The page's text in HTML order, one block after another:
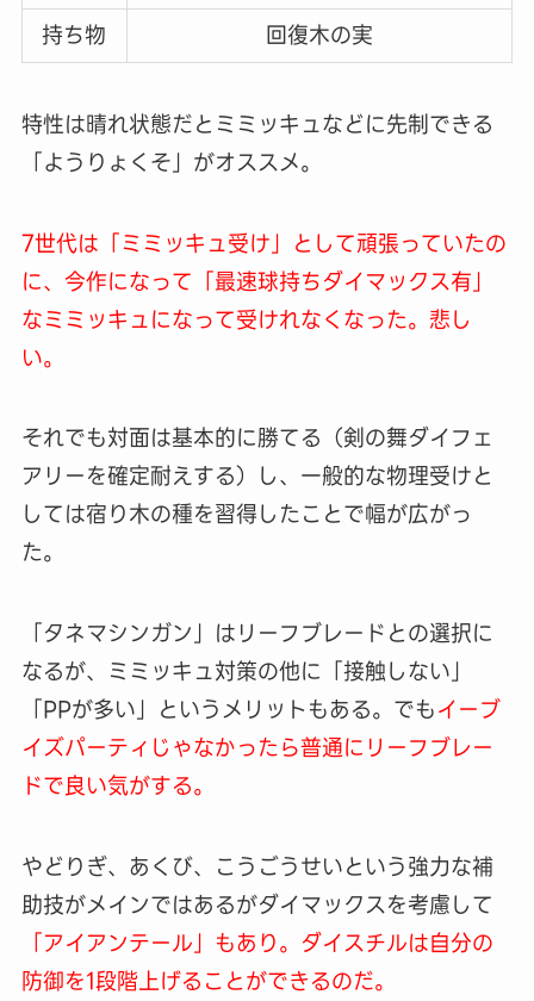
持ち物
回復木の実
特性は晴れ状態だとミミッキュなどに先制できる
「ようりょくそ」がオススメ。
7世代は「ミミッキュ受け」として頑張っていたの
に、今作になって「最速球持ちダイマックス有」
なミミッキュになって受けれなくなった。悲し
い。
それでも対面は基本的に勝てる（剣の舞ダイフェ
アリーを確定耐えする）し、一般的な物理受けと
しては宿り木の種を習得したことで幅が広がっ
た。
「タネマシンガン」はリーフブレードとの選択に
なるが、ミミッキュ対策の他に「接触しない」
「PPが多い」というメリットもある。でもイーブ
イズパーティじゃなかったら普通にリーフブレー
ドで良い気がする。
やどりぎ、あくび、こうごうせいという強力な補
助技がメインではあるがダイマックスを考慮して
「アイアンテール」もあり。ダイスチルは自分の
防御を1段階上げることができるのだ。